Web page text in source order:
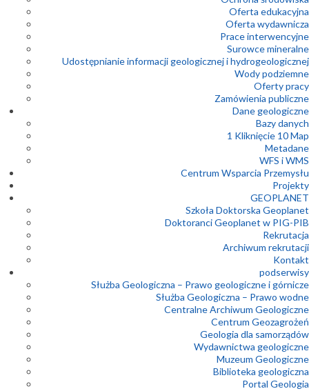
Oferta edukacyjna
Oferta wydawnicza
Prace interwencyjne
Surowce mineralne
Udostępnianie informacji geologicznej i hydrogeologicznej
Wody podziemne
Oferty pracy
Zamówienia publiczne
Dane geologiczne
Bazy danych
1 Kliknięcie 10 Map
Metadane
WFS i WMS
Centrum Wsparcia Przemysłu
Projekty
GEOPLANET
Szkoła Doktorska Geoplanet
Doktoranci Geoplanet w PIG-PIB
Rekrutacja
Archiwum rekrutacji
Kontakt
podserwisy
Służba Geologiczna – Prawo geologiczne i górnicze
Służba Geologiczna – Prawo wodne
Centralne Archiwum Geologiczne
Centrum Geozagrożeń
Geologia dla samorządów
Wydawnictwa geologiczne
Muzeum Geologiczne
Biblioteka geologiczna
Portal Geologia